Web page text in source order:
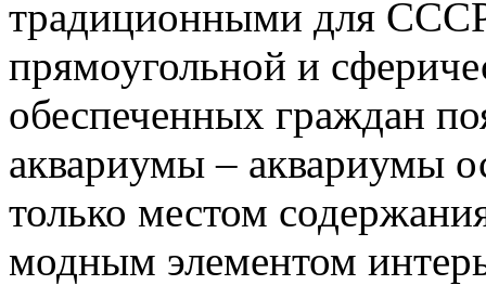
традиционными для
прямоугольной и
обеспеченных граждан
аквариумы – аквариумы
только местом
модным элементом